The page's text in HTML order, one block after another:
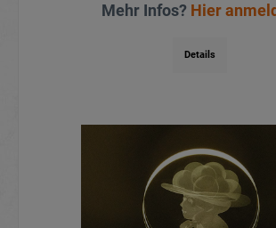
Mehr Infos? Hier
Details